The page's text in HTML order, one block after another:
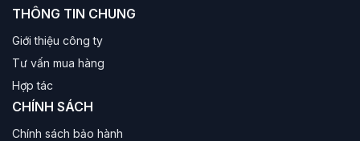
THÔNG TIN CHUNG
Giới thiệu công ty
Tư vấn mua hàng
Hợp tác
CHÍNH SÁCH
Chính sách bảo hành